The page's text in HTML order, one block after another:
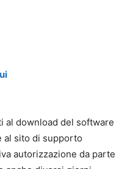
al download del software
al sito di supporto
autorizzazione da parte